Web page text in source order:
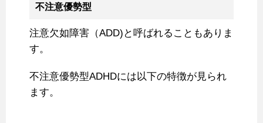
不注意優勢型
注意欠如障害（ADD)と呼ばれることもありま
す。
不注意優勢型ADHDには以下の特徴が見られ
ます。